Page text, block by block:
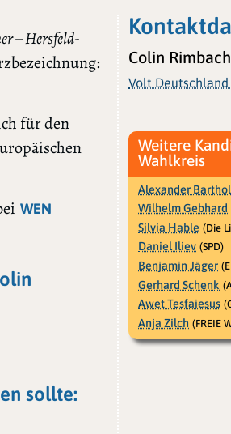
– Hersfeld-
für den
WEN
sollte:
Colin Rimbach
Volt Deutschland
Weitere
Wahlkreis
Alexander
Wilhelm Gebhard
Silvia Hable (Die
Daniel Iliev (SPD)
Benjamin Jäger
Gerhard Schenk
Awet Tesfaiesus
Anja Zilch (FREIE